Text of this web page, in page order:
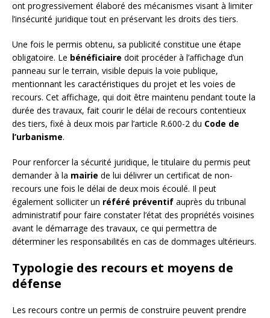
ont progressivement élaboré des mécanismes visant à limiter
l’insécurité juridique tout en préservant les droits des tiers.
Une fois le permis obtenu, sa publicité constitue une étape
obligatoire. Le bénéficiaire doit procéder à l’affichage d’un
panneau sur le terrain, visible depuis la voie publique,
mentionnant les caractéristiques du projet et les voies de
recours. Cet affichage, qui doit être maintenu pendant toute la
durée des travaux, fait courir le délai de recours contentieux
des tiers, fixé à deux mois par l’article R.600-2 du Code de
l’urbanisme.
Pour renforcer la sécurité juridique, le titulaire du permis peut
demander à la mairie de lui délivrer un certificat de non-
recours une fois le délai de deux mois écoulé. Il peut
également solliciter un référé préventif auprès du tribunal
administratif pour faire constater l’état des propriétés voisines
avant le démarrage des travaux, ce qui permettra de
déterminer les responsabilités en cas de dommages ultérieurs.
Typologie des recours et moyens de
défense
Les recours contre un permis de construire peuvent prendre